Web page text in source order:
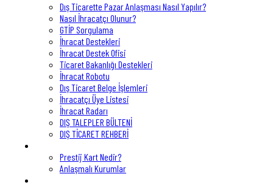
Dış Ticarette Pazar Anlaşması Nasıl Yapılır?
Nasıl İhracatçı Olunur?
GTİP Sorgulama
İhracat Destekleri
İhracat Destek Ofisi
Ticaret Bakanlığı Destekleri
İhracat Robotu
Dış Ticaret Belge İşlemleri
İhracatçı Üye Listesi
İhracat Radarı
DIŞ TALEPLER BÜLTENİ
DIŞ TİCARET REHBERİ
Prestij Kart Nedir?
Anlaşmalı Kurumlar